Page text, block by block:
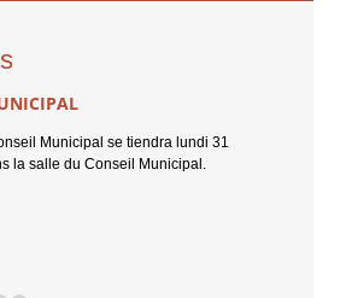
Municipal se tiendra lundi 31
la salle du Conseil Municipal.